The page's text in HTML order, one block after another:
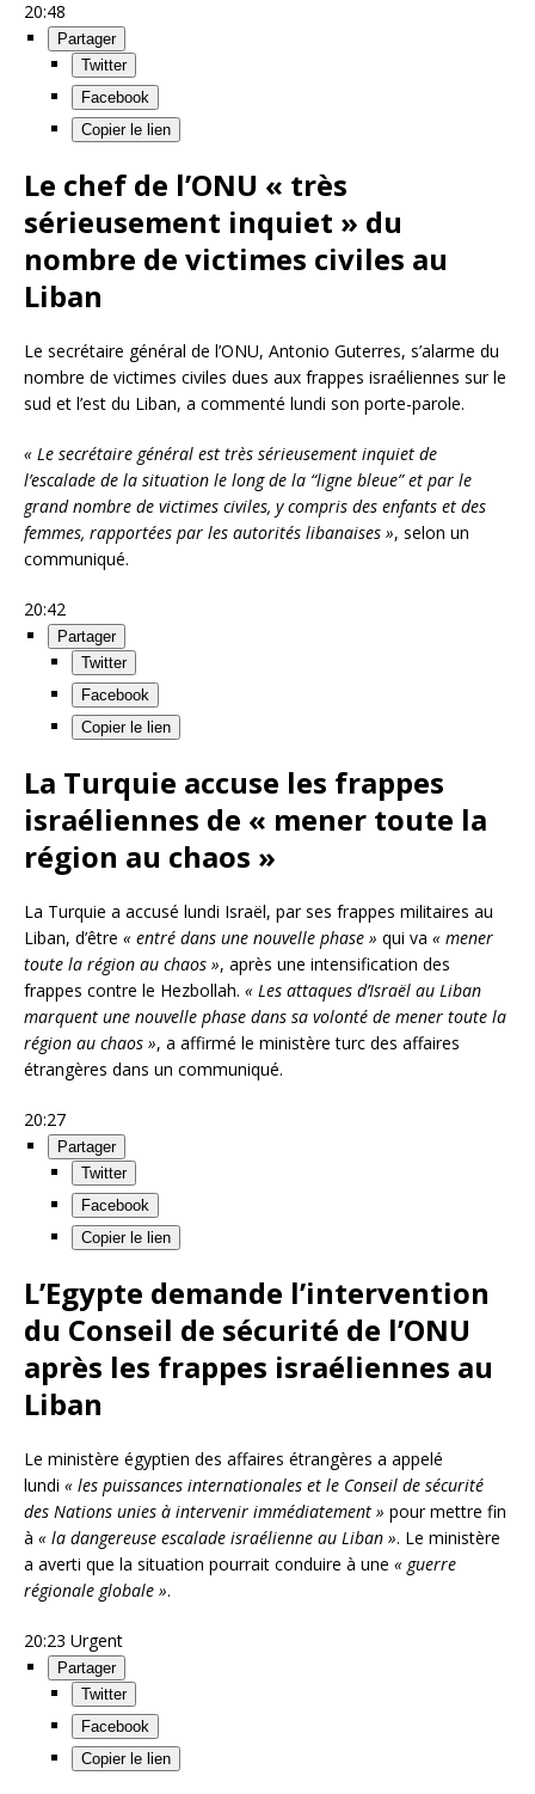
20:48
Partager
Twitter
Facebook
Copier le lien
Le chef de l’ONU « très
sérieusement inquiet » du
nombre de victimes civiles au
Liban
Le secrétaire général de l’ONU, Antonio Guterres, s’alarme du
nombre de victimes civiles dues aux frappes israéliennes sur le
sud et l’est du Liban, a commenté lundi son porte-parole.
« Le secrétaire général est très sérieusement inquiet de
l’escalade de la situation le long de la “ligne bleue” et par le
grand nombre de victimes civiles, y compris des enfants et des
femmes, rapportées par les autorités libanaises », selon un
communiqué.
20:42
Partager
Twitter
Facebook
Copier le lien
La Turquie accuse les frappes
israéliennes de « mener toute la
région au chaos »
La Turquie a accusé lundi Israël, par ses frappes militaires au
Liban, d’être « entré dans une nouvelle phase » qui va « mener
toute la région au chaos », après une intensification des
frappes contre le Hezbollah. « Les attaques d’Israël au Liban
marquent une nouvelle phase dans sa volonté de mener toute la
région au chaos », a affirmé le ministère turc des affaires
étrangères dans un communiqué.
20:27
Partager
Twitter
Facebook
Copier le lien
L’Egypte demande l’intervention
du Conseil de sécurité de l’ONU
après les frappes israéliennes au
Liban
Le ministère égyptien des affaires étrangères a appelé
lundi « les puissances internationales et le Conseil de sécurité
des Nations unies à intervenir immédiatement » pour mettre fin
à « la dangereuse escalade israélienne au Liban ». Le ministère
a averti que la situation pourrait conduire à une « guerre
régionale globale ».
20:23 Urgent
Partager
Twitter
Facebook
Copier le lien